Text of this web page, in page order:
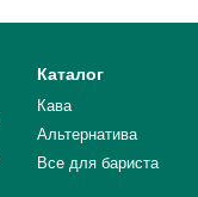
Каталог
Кава
Альтернатива
Все для бариста